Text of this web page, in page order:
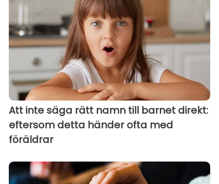
Att inte säga rätt namn till barnet direkt:
eftersom detta händer ofta med
föräldrar